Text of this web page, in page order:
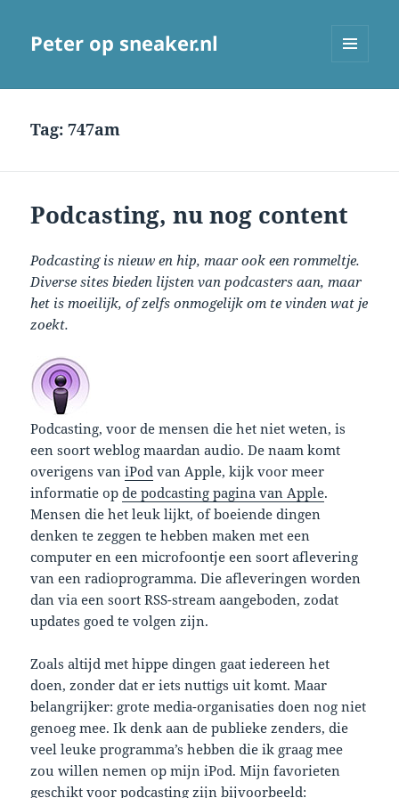
Peter op sneaker.nl
Tag:747am
Podcasting, nu nog content
Podcasting is nieuw en hip, maar ook een rommeltje.
Diverse sites bieden lijsten van podcasters aan, maar
het is moeilijk, of zelfs onmogelijk om te vinden wat je
zoekt.
Podcasting, voor de mensen die het niet weten, is
een soort weblog maardan audio. De naam komt
overigens vaniPod van Apple, kijk voor meer
informatie opde podcasting pagina van Apple.
Mensen die het leuk lijkt, of boeiende dingen
denken te zeggen te hebben maken met een
computer en een microfoontje een soort aflevering
van een radioprogramma. Die afleveringen worden
dan via een soort RSS-stream aangeboden, zodat
updates goed te volgen zijn.
Zoals altijd met hippe dingen gaat iedereen het
doen, zonder dat er iets nuttigs uit komt. Maar
belangrijker: grote media-organisaties doen nog niet
genoeg mee. Ik denk aan de publieke zenders, die
veel leuke programma’s hebben die ik graag mee
zou willen nemen op mijn iPod. Mijn favorieten
geschikt voor podcasting zijn bijvoorbeeld: